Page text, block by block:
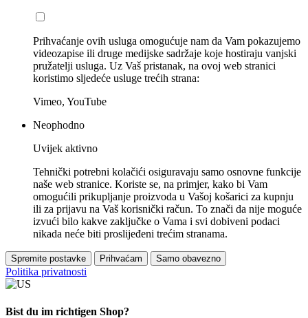
Prihvaćanje ovih usluga omogućuje nam da Vam pokazujemo
videozapise ili druge medijske sadržaje koje hostiraju vanjski
pružatelji usluga. Uz Vaš pristanak, na ovoj web stranici
koristimo sljedeće usluge trećih strana:
Vimeo, YouTube
Neophodno
Uvijek aktivno
Tehnički potrebni kolačići osiguravaju samo osnovne funkcije
naše web stranice. Koriste se, na primjer, kako bi Vam
omogućili prikupljanje proizvoda u Vašoj košarici za kupnju
ili za prijavu na Vaš korisnički račun. To znači da nije moguće
izvući bilo kakve zaključke o Vama i svi dobiveni podaci
nikada neće biti proslijeđeni trećim stranama.
Spremite postavke Prihvaćam Samo obavezno
Politika privatnosti
Bist du im richtigen Shop?